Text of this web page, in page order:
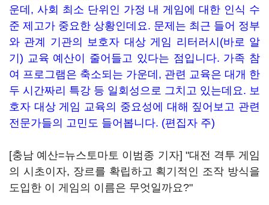
운데, 사회 최소 단위인 가정 내 게임에 대한 인식 수
준 제고가 중요한 상황인데요. 문제는 최근 들어 정부
와 관계 기관의 보호자 대상게임 리터러시(바로 알
기) 교육 예산이 줄어들고 있다는 점입니다. 가족 참
여 프로그램은 축소되는 가운데, 관련 교육은 대개 한
두 시간짜리 특강 등 일회성으로 그치고 있는데요. 보
호자 대상 게임 교육의 중요성에 대해 짚어보고 관련
전문가들의 고민도 들어봅니다. (편집자 주)
[충남 예산=뉴스토마토 이범종 기자] "대전 격투 게임
의 시초이자, 장르를 확립하고 획기적인 조작 방식을
도입한 이 게임의 이름은 무엇일까요?"